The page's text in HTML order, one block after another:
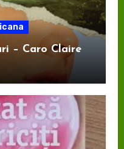
– Caro Claire